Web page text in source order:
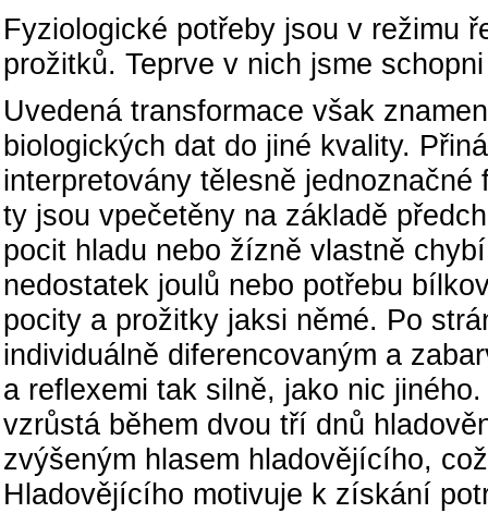
Fyziologické potřeby jsou v režimu
prožitků. Teprve v nich jsme
Uvedená transformace však
biologických dat do jiné kvality.
interpretovány tělesně
ty jsou vpečetěny na základě
pocit hladu nebo žízně vlastně
nedostatek joulů nebo potřebu
pocity a prožitky jaksi němé. Po
individuálně diferencovaným a
a reflexemi tak silně, jako nic
vzrůstá během dvou tří dnů
zvýšeným hlasem hladovějícího,
Hladovějícího motivuje k získání